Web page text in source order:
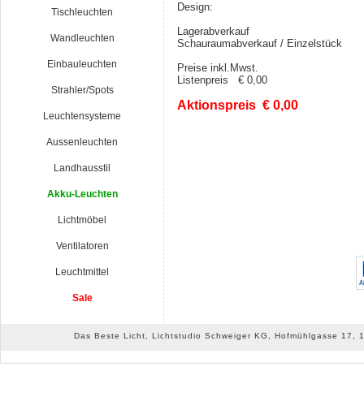
Tischleuchten
Wandleuchten
Einbauleuchten
Strahler/Spots
Leuchtensysteme
Aussenleuchten
Landhausstil
Akku-Leuchten
Lichtmöbel
Ventilatoren
Leuchtmittel
Sale
Design:
Lagerabverkauf
Schauraumabverkauf / Einzelstück
Preise inkl.Mwst.
Listenpreis € 0,00
Aktionspreis € 0,00
Das Beste Licht, Lichtstudio Schweiger KG, Hofmühlgasse